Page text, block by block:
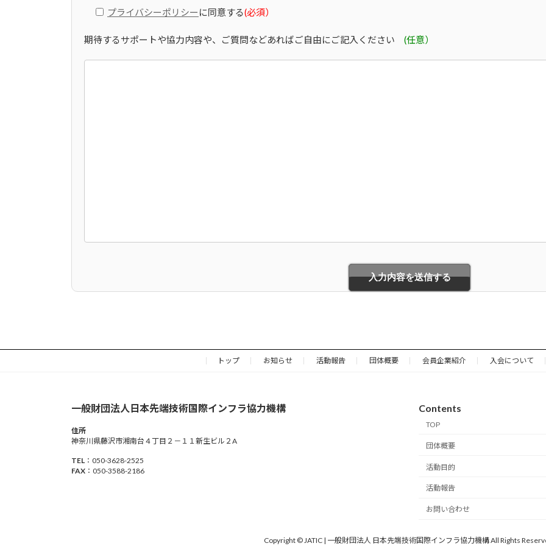
第 3 条（入会申込）
１ 入会を希望する者は、所定の入会申込書を当機構に提出しなければなりません。 ２ 入会は、当機構の理事会
② 法人会員： 初回費 12 万円、年会費 8 万円（いずれも消費税込・源泉所得税不控除）
３ 会員が当機構を退会したときは、会員契約も終了し、会員資格を喪失します。
構が入会を承認し、かつ、第 5 条に定める初回費が支払われた日の属する月から１年後の月末日までとします。
２ 会員契約の有効期間満了の１ヶ月前までに当機構又は会員からの書面（メールや LINE 等の電磁的記録による
義とします。）による申出がないときは、会員契約は、有効期間満了日の翌日が属する月から１年後の月末日ま
す。
３ 当機構は、前項の更新がなされる場合は、会員に対し、年会費の支払期限を定め、会員は、同期限までに次年
い、各区分に定める年会費を、当機構の指定する口座に振り込んで支払うこととします。振込手数料は乙の負担
プライバシーポリシー に同意する(必須）
期待するサポートや協力内容や、ご質問などあればご自由にご記入ください (任意）
トップ お知らせ 活動報告 団体概要 会員企業紹介 入会について
一般財団法人日本先端技術国際インフラ協力機構
住所
神奈川県藤沢市湘南台４丁目２－１１新生ビル２A
TEL ：050-3628-2525
FAX ：050-3588-2186
Contents
TOP
団体概要
活動目的
活動報告
お問い合わせ
Copyright © JATIC | 一般財団法人 日本先端技術国際インフラ協力機構 All Rights